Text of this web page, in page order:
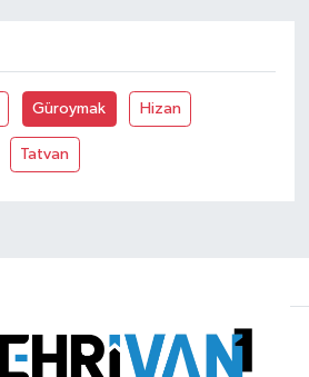
Güroymak Hizan
Tatvan